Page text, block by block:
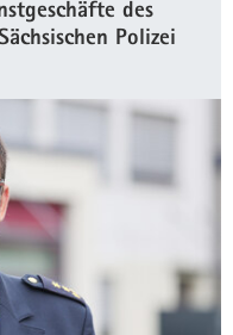
des
Polizei